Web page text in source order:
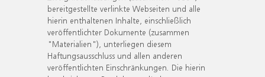
bereitgestellte verlinkte Webseiten und alle
hierin enthaltenen Inhalte, einschließlich
veröffentlichter Dokumente (zusammen
"Materialien"), unterliegen diesem
Haftungsausschluss und allen anderen
veröffentlichten Einschränkungen. Die hierin